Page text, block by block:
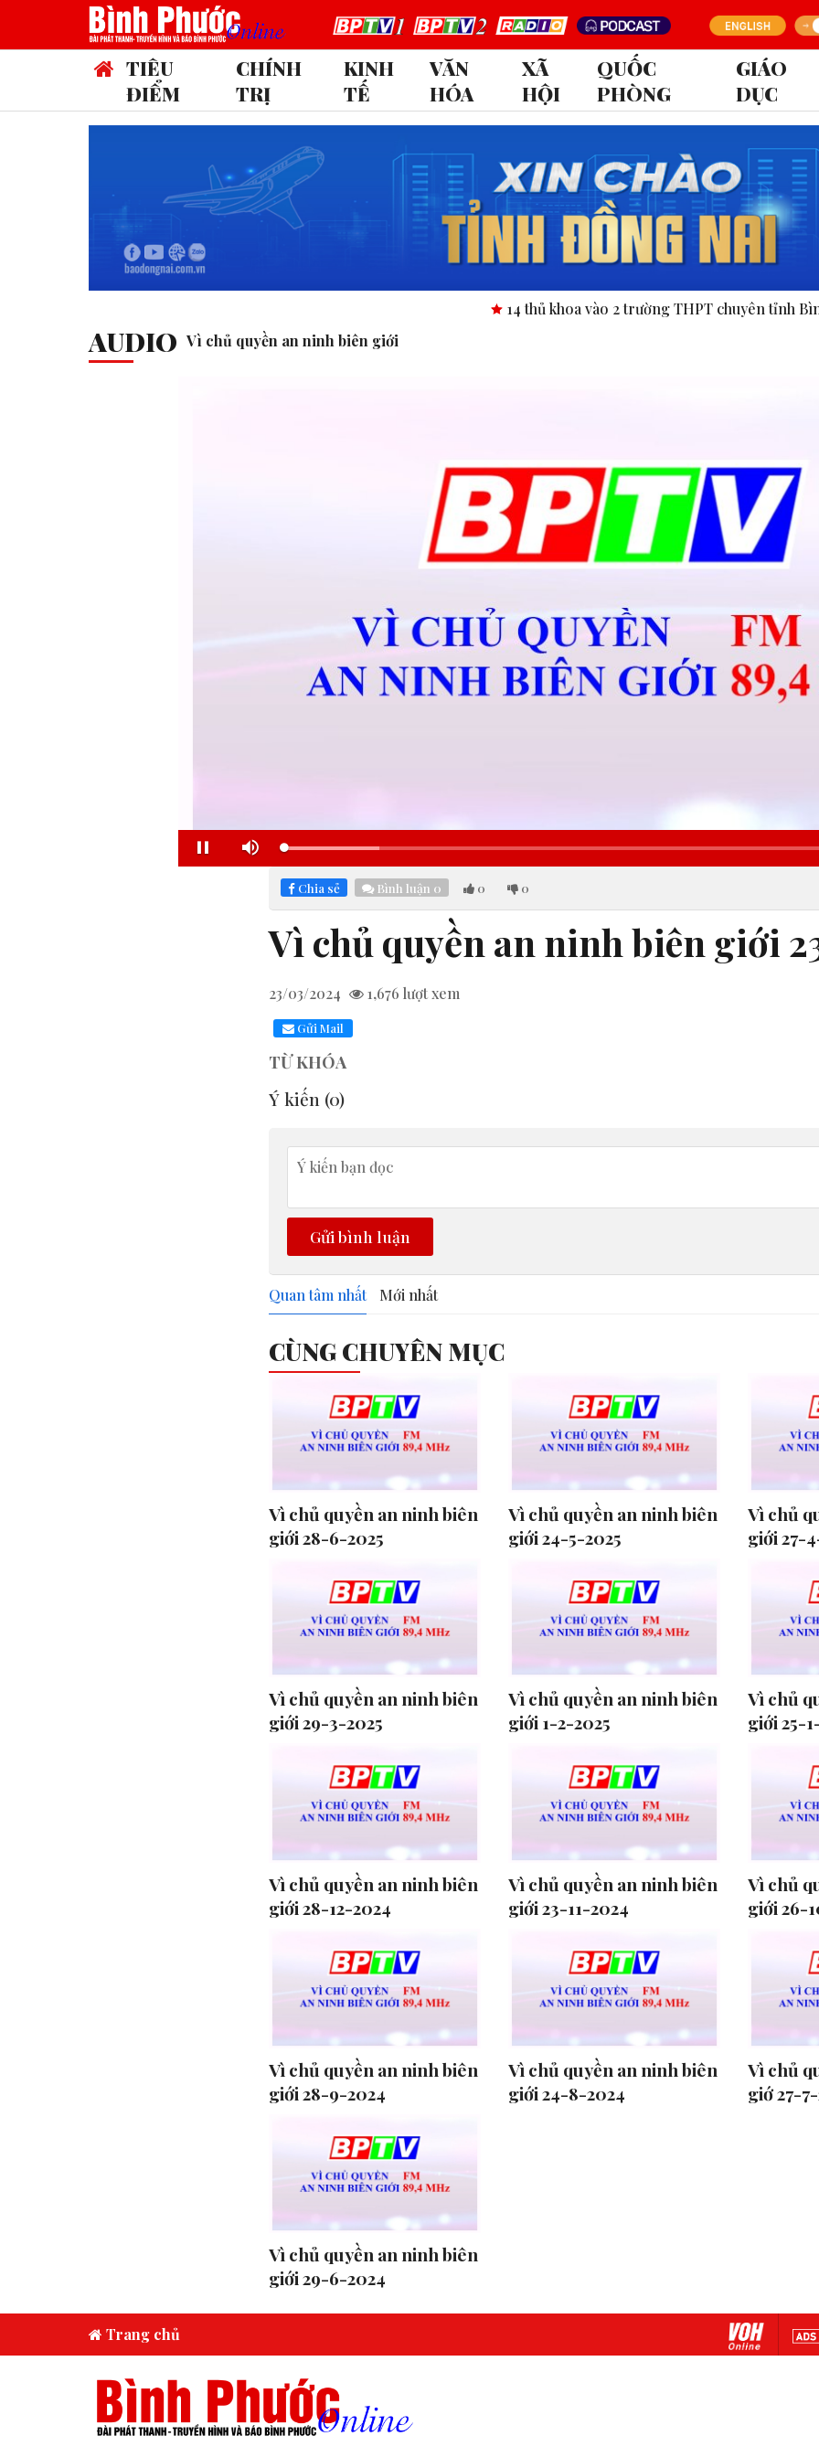
TIÊU
ĐIỂM
CHÍNH
TRỊ
KINH
TẾ
VĂN
HÓA
XÃ
HỘI
QUỐC
PHÒNG
GIÁO
DỤC
14 thủ khoa vào 2 trường THPT chuyên tỉnh Bình Phước.
AUDIO Vì chủ quyền an ninh biên giới
Pause Mute Loaded:
15.45%
Chia sẻ Bình luận 0 0 0
Vì chủ quyền an ninh biên giới
23/03/2024 1,676 lượt xem
Gửi Mail
TỪ KHÓA
Ý kiến (0)
Gửi bình luận
Quan tâm nhất Mới nhất
CÙNG CHUYÊN MỤC
Vì chủ quyền an ninh biên
giới 28-6-2025
Vì chủ quyền an ninh biên
giới 24-5-2025
Vì chủ
giới 27-
Vì chủ quyền an ninh biên
giới 29-3-2025
Vì chủ quyền an ninh biên
giới 1-2-2025
Vì chủ
giới 25-
Vì chủ quyền an ninh biên
giới 28-12-2024
Vì chủ quyền an ninh biên
giới 23-11-2024
Vì chủ
giới 26-
Vì chủ quyền an ninh biên
giới 28-9-2024
Vì chủ quyền an ninh biên
giới 24-8-2024
Vì chủ
giớ 27-
Vì chủ quyền an ninh biên
giới 29-6-2024
Trang chủ